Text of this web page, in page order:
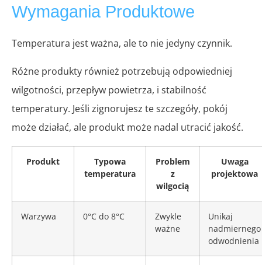
Wymagania Produktowe
Temperatura jest ważna, ale to nie jedyny czynnik.
Różne produkty również potrzebują odpowiedniej
wilgotności, przepływ powietrza, i stabilność
temperatury. Jeśli zignorujesz te szczegóły, pokój
może działać, ale produkt może nadal utracić jakość.
Produkt
Typowa
temperatura
Problem
z
wilgocią
Uwaga
projektowa
Warzywa 0°C do 8°C
Zwykle
ważne
Unikaj
nadmiernego
odwodnienia